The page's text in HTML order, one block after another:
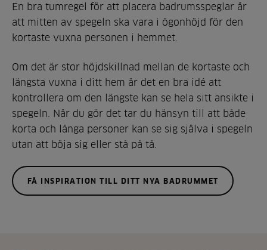
En bra tumregel för att placera badrumsspeglar är
att mitten av spegeln ska vara i ögonhöjd för den
kortaste vuxna personen i hemmet.
Om det är stor höjdskillnad mellan de kortaste och
längsta vuxna i ditt hem är det en bra idé att
kontrollera om den längste kan se hela sitt ansikte i
spegeln. När du gör det tar du hänsyn till att både
korta och långa personer kan se sig själva i spegeln
utan att böja sig eller stå på tå.
FÅ INSPIRATION TILL DITT NYA BADRUMMET